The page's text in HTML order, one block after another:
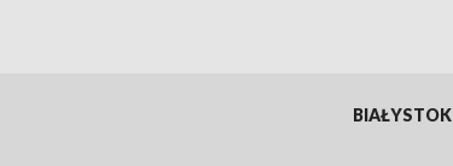
BIAŁYSTOK